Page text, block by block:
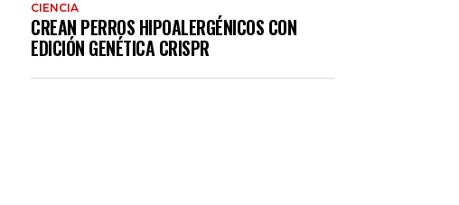
CIENCIA
CREAN PERROS HIPOALERGÉNICOS CON
EDICIÓN GENÉTICA CRISPR